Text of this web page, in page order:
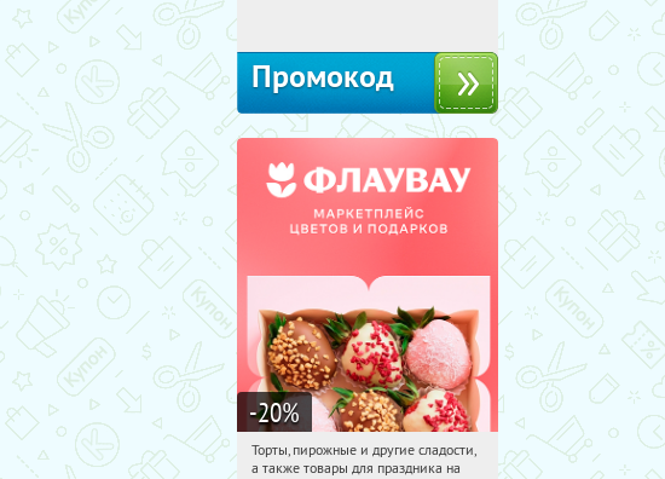
Промокод
-20%
17:21:03 Получили:
Торты, пирожные и другие сладости,
а также товары для праздника на